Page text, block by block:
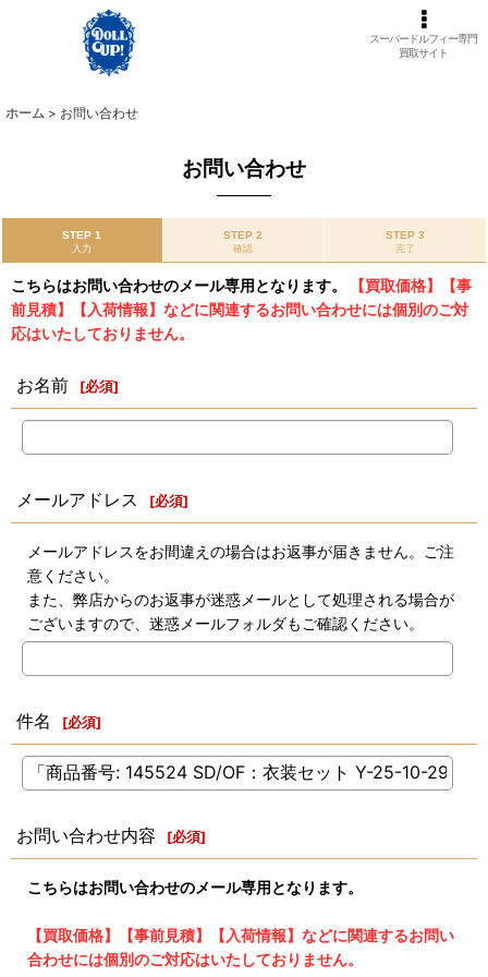
スーパードルフィー専門
買取サイト
ホーム > お問い合わせ
お問い合わせ
STEP 1
入力
STEP 2
確認
STEP 3
完了
こちらはお問い合わせのメール専用となります。
【買取価格】【事
前見積】【入荷情報】などに関連するお問い合わせには個別のご対
応はいたしておりません。
お名前 [必須]
メールアドレス [必須]
メールアドレスをお間違えの場合はお返事が届きません。ご注
意ください。
また、弊店からのお返事が迷惑メールとして処理される場合が
ございますので、迷惑メールフォルダもご確認ください。
件名 [必須]
お問い合わせ内容 [必須]
こちらはお問い合わせのメール専用となります。
【買取価格】【事前見積】【入荷情報】などに関連するお問い
合わせには個別のご対応はいたしておりません。